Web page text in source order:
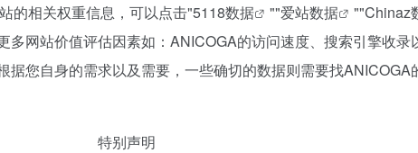
的相关权重信息，可以点击"5118数据 ""爱站数据 ""Chinaz
网站价值评估因素如：ANICOGA的访问速度、搜索引擎收录
您自身的需求以及需要，一些确切的数据则需要找ANICOGA
特别声明